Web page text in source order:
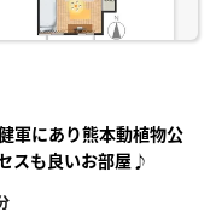
軍にあり熊本動植物公
スも良いお部屋♪